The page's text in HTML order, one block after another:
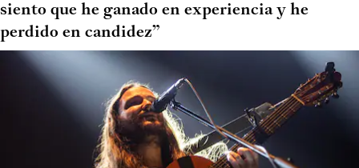
siento que he ganado en experiencia y he
perdido en candidez”